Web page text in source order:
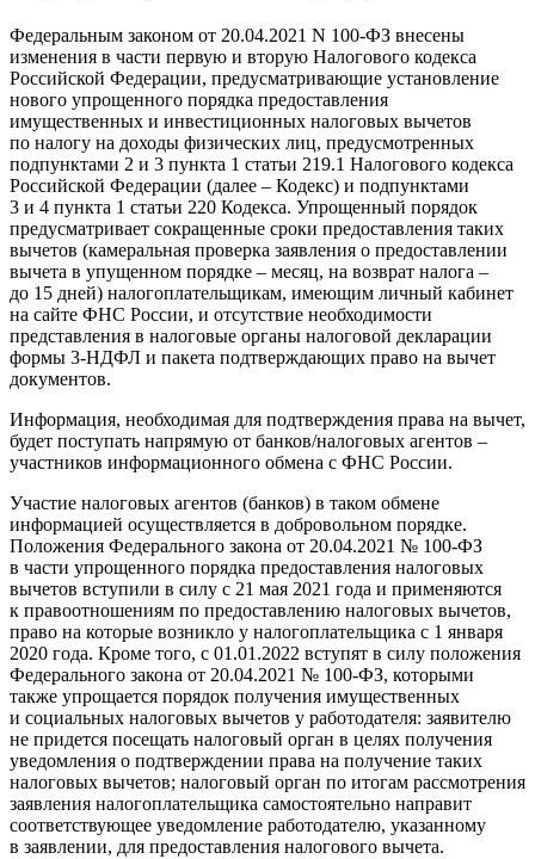
Федеральным законом от 20.04.2021 N 100-ФЗ внесены
изменения в части первую и вторую Налогового кодекса
Российской Федерации, предусматривающие установление
нового упрощенного порядка предоставления
имущественных и инвестиционных налоговых вычетов
по налогу на доходы физических лиц, предусмотренных
подпунктами 2 и 3 пункта 1 статьи 219.1 Налогового кодекса
Российской Федерации (далее – Кодекс) и подпунктами
3 и 4 пункта 1 статьи 220 Кодекса. Упрощенный порядок
предусматривает сокращенные сроки предоставления таких
вычетов (камеральная проверка заявления о предоставлении
вычета в упущенном порядке – месяц, на возврат налога –
до 15 дней) налогоплательщикам, имеющим личный кабинет
на сайте ФНС России, и отсутствие необходимости
представления в налоговые органы налоговой декларации
формы 3-НДФЛ и пакета подтверждающих право на вычет
документов.
Информация, необходимая для подтверждения права на вычет,
будет поступать напрямую от банков/налоговых агентов –
участников информационного обмена с ФНС России.
Участие налоговых агентов (банков) в таком обмене
информацией осуществляется в добровольном порядке.
Положения Федерального закона от 20.04.2021 № 100-ФЗ
в части упрощенного порядка предоставления налоговых
вычетов вступили в силу с 21 мая 2021 года и применяются
к правоотношениям по предоставлению налоговых вычетов,
право на которые возникло у налогоплательщика с 1 января
2020 года. Кроме того, с 01.01.2022 вступят в силу положения
Федерального закона от 20.04.2021 № 100-ФЗ, которыми
также упрощается порядок получения имущественных
и социальных налоговых вычетов у работодателя: заявителю
не придется посещать налоговый орган в целях получения
уведомления о подтверждении права на получение таких
налоговых вычетов; налоговый орган по итогам рассмотрения
заявления налогоплательщика самостоятельно направит
соответствующее уведомление работодателю, указанному
в заявлении, для предоставления налогового вычета.